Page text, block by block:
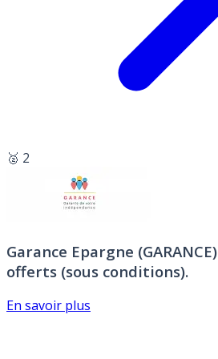
🥈 2
Garance Epargne (GARANCE)
offerts (sous conditions).
En savoir plus